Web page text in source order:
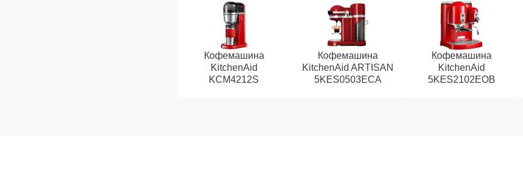
Кофемашина
KitchenAid
KCM4212S
Кофемашина
KitchenAid ARTISAN
5KES0503ECA
Кофемашина
KitchenAid
5KES2102EOB